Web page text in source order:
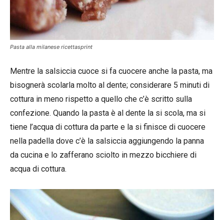
Pasta alla milanese ricettasprint
Mentre la salsiccia cuoce si fa cuocere anche la pasta, ma
bisognerà scolarla molto al dente; considerare 5 minuti di
cottura in meno rispetto a quello che c’è scritto sulla
confezione. Quando la pasta è al dente la si scola, ma si
tiene l’acqua di cottura da parte e la si finisce di cuocere
nella padella dove c’è la salsiccia aggiungendo la panna
da cucina e lo zafferano sciolto in mezzo bicchiere di
acqua di cottura.